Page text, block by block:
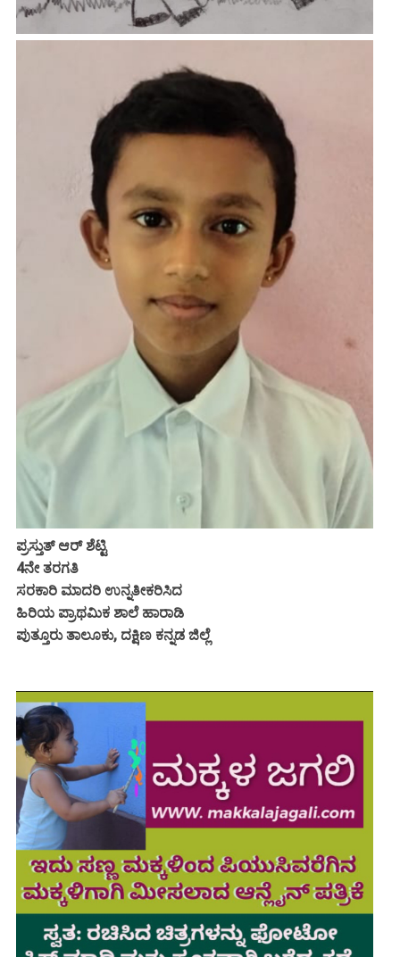
ಪ್ರಸ್ತುತ್ ಆರ್ ಶೆಟ್ಟಿ
4ನೇ ತರಗತಿ
ಸರಕಾರಿ ಮಾದರಿ ಉನ್ನತೀಕರಿಸಿದ
ಹಿರಿಯ ಪ್ರಾಥಮಿಕ ಶಾಲೆ ಹಾರಾಡಿ
ಪುತ್ತೂರು ತಾಲೂಕು, ದಕ್ಷಿಣ ಕನ್ನಡ ಜಿಲ್ಲೆ